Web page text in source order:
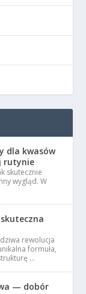
dla kwasów
rutynie
skutecznie
wygląd. W
rewolucja
formuła,
…
— dobór